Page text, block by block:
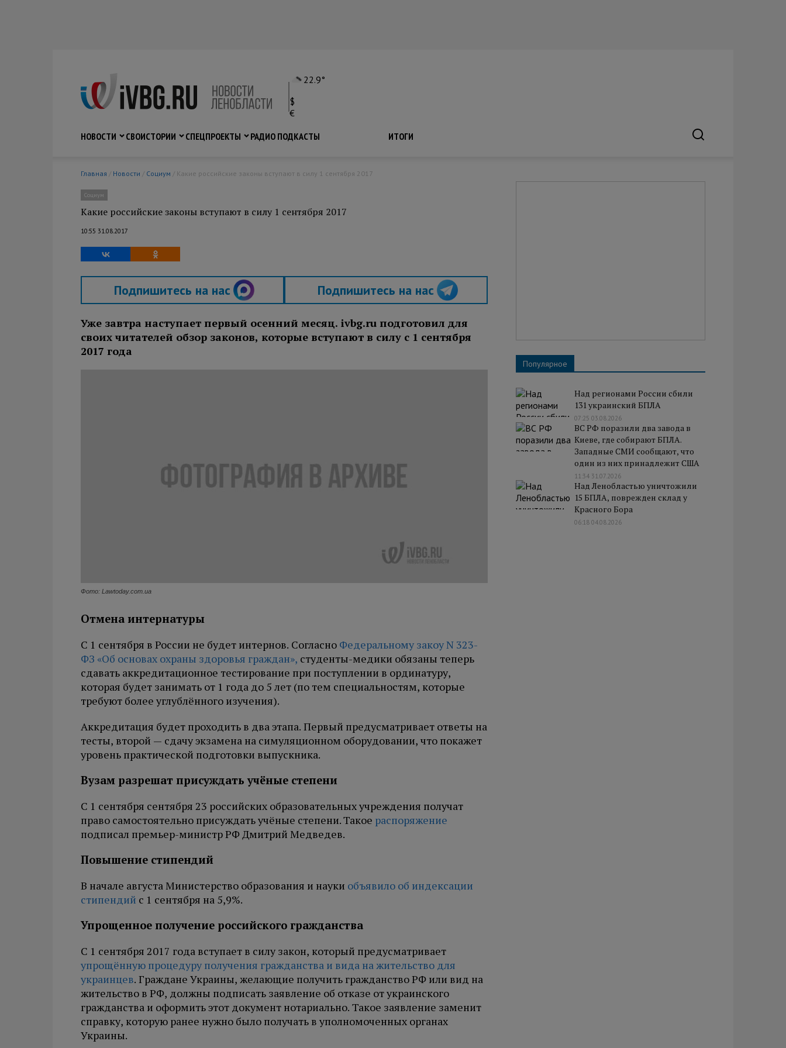
22.9°
$
€
НОВОСТИ
СВОИСТОРИИ СПЕЦПРОЕКТЫ РАДИО ПОДКАСТЫ ИТОГИ
Главная / Новости / Социум / Какие российские законы вступают в силу 1 сентября 2017
Социум
Какие российские законы вступают в силу 1 сентября 2017
10:55 31.08.2017
Подпишитесь на нас Подпишитесь на нас
Уже завтра наступает первый осенний месяц. ivbg.ru подготовил для
своих читателей обзор законов, которые вступают в силу с 1 сентября
2017 года
Фото: Lawtoday.com.ua
Отмена интернатуры
С 1 сентября в России не будет интернов. Согласно Федеральному закоу N 323-
ФЗ «Об основах охраны здоровья граждан», студенты-медики обязаны теперь
сдавать аккредитационное тестирование при поступлении в ординатуру,
которая будет занимать от 1 года до 5 лет (по тем специальностям, которые
требуют более углублённого изучения).
Аккредитация будет проходить в два этапа. Первый предусматривает ответы на
тесты, второй — сдачу экзамена на симуляционном оборудовании, что покажет
уровень практической подготовки выпускника.
Вузам разрешат присуждать учёные степени
С 1 сентября сентября 23 российских образовательных учреждения получат
право самостоятельно присуждать учёные степени. Такое распоряжение
подписал премьер-министр РФ Дмитрий Медведев.
Повышение стипендий
В начале августа Министерство образования и науки объявило об индексации
стипендий с 1 сентября на 5,9%.
Упрощенное получение российского гражданства
С 1 сентября 2017 года вступает в силу закон, который предусматривает
упрощённую процедуру получения гражданства и вида на жительство для
украинцев. Граждане Украины, желающие получить гражданство РФ или вид на
жительство в РФ, должны подписать заявление об отказе от украинского
гражданства и оформить этот документ нотариально. Такое заявление заменит
справку, которую ранее нужно было получать в уполномоченных органах
Украины.
Популярное
Над регионами России сбили
131 украинский БПЛА
07:25 03.08.2026
ВС РФ поразили два завода в
Киеве, где собирают БПЛА.
Западные СМИ сообщают, что
один из них принадлежит США
11:34 31.07.2026
Над Ленобластью уничтожили
15 БПЛА, поврежден склад у
Красного Бора
06:18 04.08.2026